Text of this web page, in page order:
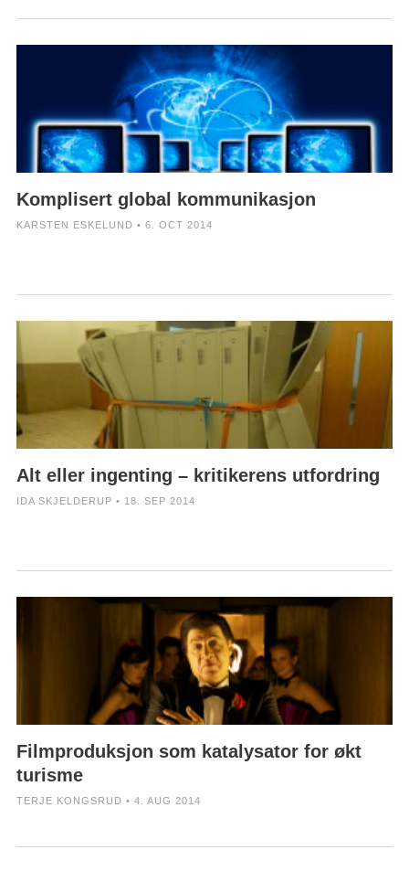
Komplisert global kommunikasjon
KARSTEN ESKELUND • 6. OCT 2014
Alt eller ingenting – kritikerens utfordring
IDA SKJELDERUP • 18. SEP 2014
Filmproduksjon som katalysator for økt
turisme
TERJE KONGSRUD • 4. AUG 2014